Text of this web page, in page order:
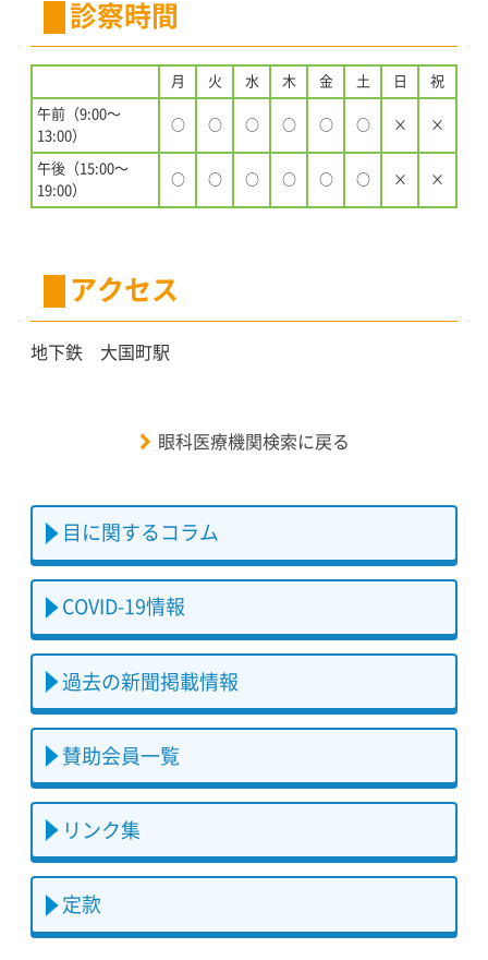
診察時間
月 火 水 木 金 土 日 祝
午前（9:00〜
13:00）
○ ○ ○ ○ ○ ○ × ×
午後（15:00〜
19:00）
○ ○ ○ ○ ○ ○ × ×
アクセス
地下鉄 大国町駅
眼科医療機関検索に戻る
目に関するコラム
COVID-19情報
過去の新聞掲載情報
賛助会員一覧
リンク集
定款